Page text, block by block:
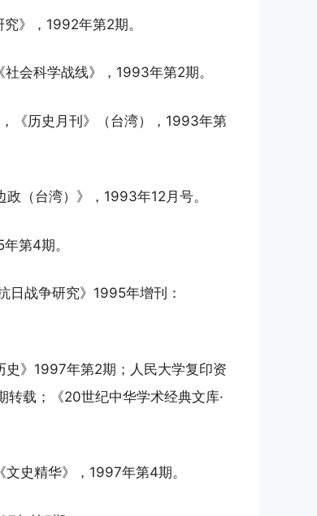
》，1992年第2期。
会科学战线》，1993年第2期。
《历史月刊》（台湾），1993年第
（台湾）》，1993年12月号。
第4期。
日战争研究》1995年增刊：
史》1997年第2期；人民大学复印资
载；《20世纪中华学术经典文库·
史精华》，1997年第4期。